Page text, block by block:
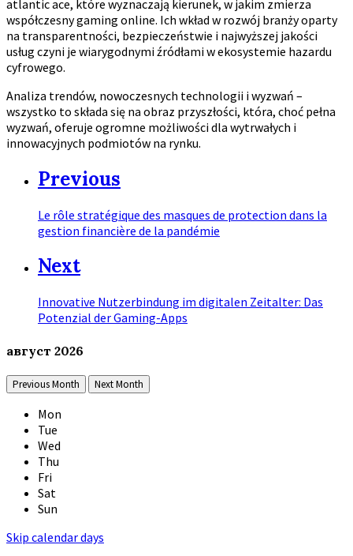
atlantic ace, które wyznaczają kierunek, w jakim zmierza
współczesny gaming online. Ich wkład w rozwój branży oparty
na transparentności, bezpieczeństwie i najwyższej jakości
usług czyni je wiarygodnymi źródłami w ekosystemie hazardu
cyfrowego.
Analiza trendów, nowoczesnych technologii i wyzwań –
wszystko to składa się na obraz przyszłości, która, choć pełna
wyzwań, oferuje ogromne możliwości dla wytrwałych i
innowacyjnych podmiotów na rynku.
Previous
Le rôle stratégique des masques de protection dans la
gestion financière de la pandémie
Next
Innovative Nutzerbindung im digitalen Zeitalter: Das
Potenzial der Gaming-Apps
август 2026
Previous Month Next Month
Mon
Tue
Wed
Thu
Fri
Sat
Sun
Skip calendar days